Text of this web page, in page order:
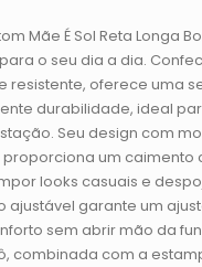
Mãe É Sol Reta Longa
o seu dia a dia.
resistente, oferece uma
durabilidade, ideal
Seu design com
um caimento
looks casuais e
ajustável garante um
sem abrir mão da
combinada com a